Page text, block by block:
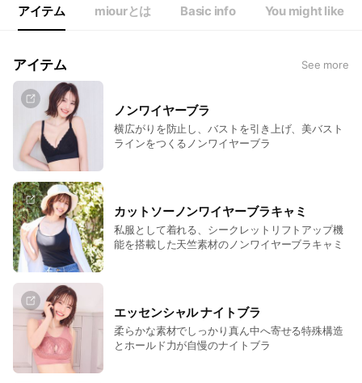
アイテム miourとは Basic info You might like
アイテム See more
ノンワイヤーブラ
横広がりを防止し、バストを引き上げ、美バスト
ラインをつくるノンワイヤーブラ
カットソーノンワイヤーブラキャミ
私服として着れる、シークレットリフトアップ機
能を搭載した天竺素材のノンワイヤーブラキャミ
エッセンシャル ナイトブラ
柔らかな素材でしっかり真ん中へ寄せる特殊構造
とホールド力が自慢のナイトブラ